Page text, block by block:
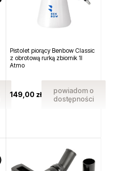
Pistolet piorący Benbow Classic
z obrotową rurką zbiornik 1l
Atmo
149,00 zł
powiadom o
dostępności